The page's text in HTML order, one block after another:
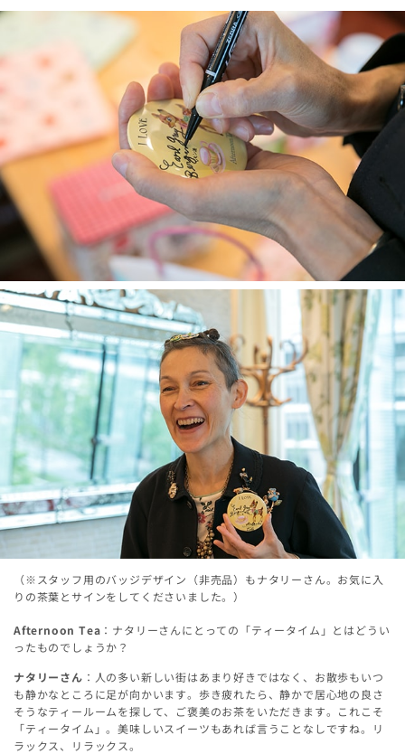
（※スタッフ用のバッジデザイン（非売品）もナタリーさん。お気に入
りの茶葉とサインをしてくださいました。）
Afternoon Tea ：ナタリーさんにとっての「ティータイム」とはどうい
ったものでしょうか？
ナタリーさん ：人の多い新しい街はあまり好きではなく、お散歩もいつ
も静かなところに足が向かいます。歩き疲れたら、静かで居心地の良さ
そうなティールームを探して、ご褒美のお茶をいただきます。これこそ
「ティータイム」。美味しいスイーツもあれば言うことなしですね。リ
ラックス、リラックス。